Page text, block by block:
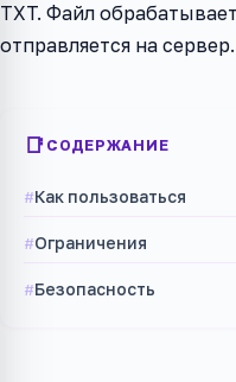
TXT. Файл
отправляется на сервер.
СОДЕРЖАНИЕ
Как пользоваться
Ограничения
Безопасность